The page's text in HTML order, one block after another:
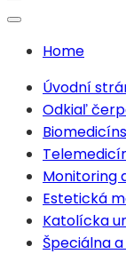
Home
Úvodní
Odkiaľ
Monitoring
Estetická
Katolícka
Špeciálna